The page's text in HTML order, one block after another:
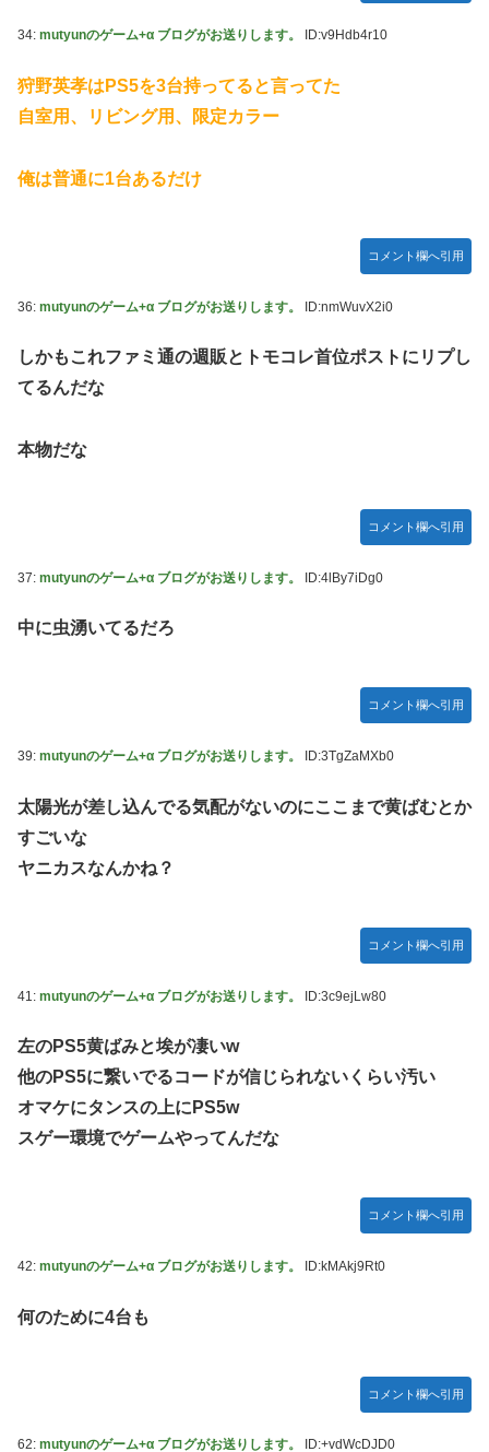
34: mutyunのゲーム+α ブログがお送りします。 ID:v9Hdb4r10
狩野英孝はPS5を3台持ってると言ってた
自室用、リビング用、限定カラー
俺は普通に1台あるだけ
コメント欄へ引用
36: mutyunのゲーム+α ブログがお送りします。 ID:nmWuvX2i0
しかもこれファミ通の週販とトモコレ首位ポストにリプし
てるんだな
本物だな
コメント欄へ引用
37: mutyunのゲーム+α ブログがお送りします。 ID:4lBy7iDg0
中に虫湧いてるだろ
コメント欄へ引用
39: mutyunのゲーム+α ブログがお送りします。 ID:3TgZaMXb0
太陽光が差し込んでる気配がないのにここまで黄ばむとか
すごいな
ヤニカスなんかね？
コメント欄へ引用
41: mutyunのゲーム+α ブログがお送りします。 ID:3c9ejLw80
左のPS5黄ばみと埃が凄いw
他のPS5に繋いでるコードが信じられないくらい汚い
オマケにタンスの上にPS5w
スゲー環境でゲームやってんだな
コメント欄へ引用
42: mutyunのゲーム+α ブログがお送りします。 ID:kMAkj9Rt0
何のために4台も
コメント欄へ引用
62: mutyunのゲーム+α ブログがお送りします。 ID:+vdWcDJD0